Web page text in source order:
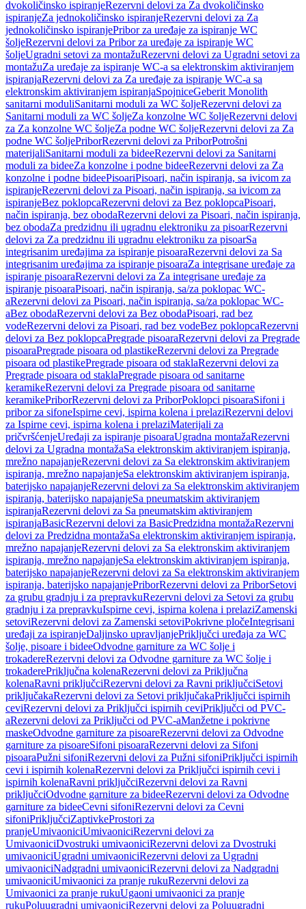
dvokoličinsko ispiranjeRezervni delovi za Za dvokoličinsko
ispiranjeZa jednokoličinsko ispiranjeRezervni delovi za Za
jednokoličinsko ispiranjePribor za uređaje za ispiranje WC
šoljeRezervni delovi za Pribor za uređaje za ispiranje WC
šoljeUgradni setovi za montažuRezervni delovi za Ugradni setovi za
montažuZa uređaje za ispiranje WC-a sa elektronskim aktiviranjem
ispiranjaRezervni delovi za Za uređaje za ispiranje WC-a sa
elektronskim aktiviranjem ispiranjaSpojniceGeberit Monolith
sanitarni moduliSanitarni moduli za WC šoljeRezervni delovi za
Sanitarni moduli za WC šoljeZa konzolne WC šoljeRezervni delovi
za Za konzolne WC šoljeZa podne WC šoljeRezervni delovi za Za
podne WC šoljePriborRezervni delovi za PriborPotrošni
materijaliSanitarni moduli za bideeRezervni delovi za Sanitarni
moduli za bideeZa konzolne i podne bideeRezervni delovi za Za
konzolne i podne bideePisoariPisoari, način ispiranja, sa ivicom za
ispiranjeRezervni delovi za Pisoari, način ispiranja, sa ivicom za
ispiranjeBez poklopcaRezervni delovi za Bez poklopcaPisoari,
način ispiranja, bez obodaRezervni delovi za Pisoari, način ispiranja,
bez obodaZa predzidnu ili ugradnu elektroniku za pisoarRezervni
delovi za Za predzidnu ili ugradnu elektroniku za pisoarSa
integrisanim uređajima za ispiranje pisoaraRezervni delovi za Sa
integrisanim uređajima za ispiranje pisoaraZa integrisane uređaje za
ispiranje pisoaraRezervni delovi za Za integrisane uređaje za
ispiranje pisoaraPisoari, način ispiranja, sa/za poklopac WC-
aRezervni delovi za Pisoari, način ispiranja, sa/za poklopac WC-
aBez obodaRezervni delovi za Bez obodaPisoari, rad bez
vodeRezervni delovi za Pisoari, rad bez vodeBez poklopcaRezervni
delovi za Bez poklopcaPregrade pisoaraRezervni delovi za Pregrade
pisoaraPregrade pisoara od plastikeRezervni delovi za Pregrade
pisoara od plastikePregrade pisoara od staklaRezervni delovi za
Pregrade pisoara od staklaPregrade pisoara od sanitarne
keramikeRezervni delovi za Pregrade pisoara od sanitarne
keramikePriborRezervni delovi za PriborPoklopci pisoaraSifoni i
pribor za sifoneIspirne cevi, ispirna kolena i prelaziRezervni delovi
za Ispirne cevi, ispirna kolena i prelaziMaterijali za
pričvršćenjeUređaji za ispiranje pisoaraUgradna montažaRezervni
delovi za Ugradna montažaSa elektronskim aktiviranjem ispiranja,
mrežno napajanjeRezervni delovi za Sa elektronskim aktiviranjem
ispiranja, mrežno napajanjeSa elektronskim aktiviranjem ispiranja,
baterijsko napajanjeRezervni delovi za Sa elektronskim aktiviranjem
ispiranja, baterijsko napajanjeSa pneumatskim aktiviranjem
ispiranjaRezervni delovi za Sa pneumatskim aktiviranjem
ispiranjaBasicRezervni delovi za BasicPredzidna montažaRezervni
delovi za Predzidna montažaSa elektronskim aktiviranjem ispiranja,
mrežno napajanjeRezervni delovi za Sa elektronskim aktiviranjem
ispiranja, mrežno napajanjeSa elektronskim aktiviranjem ispiranja,
baterijsko napajanjeRezervni delovi za Sa elektronskim aktiviranjem
ispiranja, baterijsko napajanjePriborRezervni delovi za PriborSetovi
za grubu gradnju i za prepravkuRezervni delovi za Setovi za grubu
gradnju i za prepravkuIspirne cevi, ispirna kolena i prelaziZamenski
setoviRezervni delovi za Zamenski setoviPokrivne pločeIntegrisani
uređaji za ispiranjeDaljinsko upravljanjePriključci uređaja za WC
šolje, pisoare i bideeOdvodne garniture za WC šolje i
trokadereRezervni delovi za Odvodne garniture za WC šolje i
trokaderePriključna kolenaRezervni delovi za Priključna
kolenaRavni priključciRezervni delovi za Ravni priključciSetovi
priključakaRezervni delovi za Setovi priključakaPriključci ispirnih
ceviRezervni delovi za Priključci ispirnih ceviPriključci od PVC-
aRezervni delovi za Priključci od PVC-aManžetne i pokrivne
maskeOdvodne garniture za pisoareRezervni delovi za Odvodne
garniture za pisoareSifoni pisoaraRezervni delovi za Sifoni
pisoaraPužni sifoniRezervni delovi za Pužni sifoniPriključci ispirnih
cevi i ispirnih kolenaRezervni delovi za Priključci ispirnih cevi i
ispirnih kolenaRavni priključciRezervni delovi za Ravni
priključciOdvodne garniture za bideeRezervni delovi za Odvodne
garniture za bideeCevni sifoniRezervni delovi za Cevni
sifoniPriključciZaptivkeProstori za
pranjeUmivaoniciUmivaoniciRezervni delovi za
UmivaoniciDvostruki umivaoniciRezervni delovi za Dvostruki
umivaoniciUgradni umivaoniciRezervni delovi za Ugradni
umivaoniciNadgradni umivaoniciRezervni delovi za Nadgradni
umivaoniciUmivaonici za pranje rukuRezervni delovi za
Umivaonici za pranje rukuUgaoni umivaonici za pranje
rukuPoluugradni umivaoniciRezervni delovi za Poluugradni